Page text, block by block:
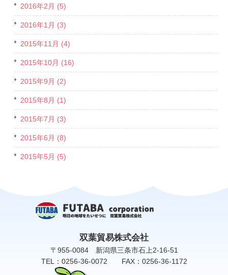
2016年2月 (5)
2016年1月 (3)
2015年11月 (4)
2015年10月 (16)
2015年9月 (2)
2015年8月 (1)
2015年7月 (3)
2015年6月 (8)
2015年5月 (5)
双葉貿易株式会社
〒955-0084 新潟県三条市石上2-16-51
TEL：0256-36-0072 FAX：0256-36-1172